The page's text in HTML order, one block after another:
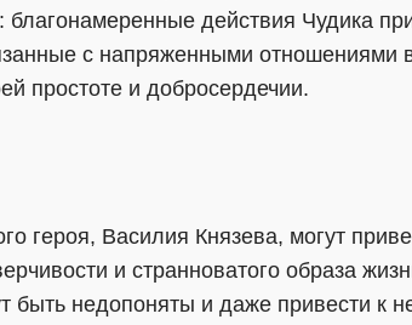
действия Чудика
с напряженными отношениями
простоте и добросердечии.
героя, Василия Князева, могут
и странноватого образа
недопоняты и даже привести к